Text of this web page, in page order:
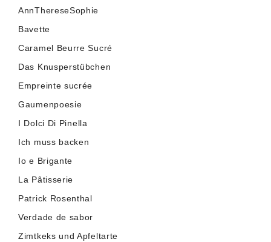
AnnThereseSophie
Bavette
Caramel Beurre Sucré
Das Knusperstübchen
Empreinte sucrée
Gaumenpoesie
I Dolci Di Pinella
Ich muss backen
Io e Brigante
La Pâtisserie
Patrick Rosenthal
Verdade de sabor
Zimtkeks und Apfeltarte